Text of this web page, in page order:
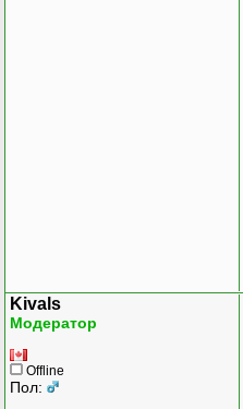
Kivals
Модератор
Offline
Пол: